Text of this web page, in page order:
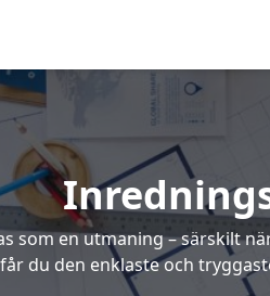
som en utmaning – särskilt
får du den enklaste och